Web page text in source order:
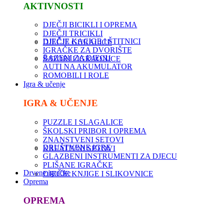
AKTIVNOSTI
DJEČJI BICIKLI I OPREMA
DJEČJI TRICIKLI
DJEČJE GURALICE
DJEČJE KACIGE I ŠTITNICI
IGRAČKE ZA DVORIŠTE
ŠATORI I IGRAONICE
BAZENI ZA DJECU
AUTI NA AKUMULATOR
ROMOBILI I ROLE
Igra & učenje
IGRA & UČENJE
PUZZLE I SLAGALICE
ŠKOLSKI PRIBOR I OPREMA
ZNANSTVENI SETOVI
KREATIVNI SETOVI
DRUŠTVENE IGRE
GLAZBENI INSTRUMENTI ZA DJECU
PLIŠANE IGRAČKE
DJEČJE KNJIGE I SLIKOVNICE
Drvene igračke
Oprema
OPREMA